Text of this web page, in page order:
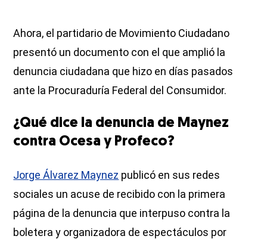
Ahora, el partidario de Movimiento Ciudadano
presentó un documento con el que amplió la
denuncia ciudadana que hizo en días pasados
ante la Procuraduría Federal del Consumidor.
¿Qué dice la denuncia de Maynez
contra Ocesa y Profeco?
Jorge Álvarez Maynez publicó en sus redes
sociales un acuse de recibido con la primera
página de la denuncia que interpuso contra la
boletera y organizadora de espectáculos por